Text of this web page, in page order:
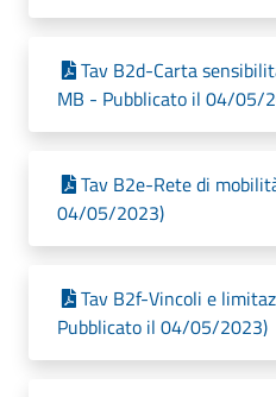
Tav B2d-Carta
MB - Pubblicato il 04/05/
Tav B2e-Rete di
04/05/2023)
Tav B2f-Vincoli e
Pubblicato il 04/05/2023)